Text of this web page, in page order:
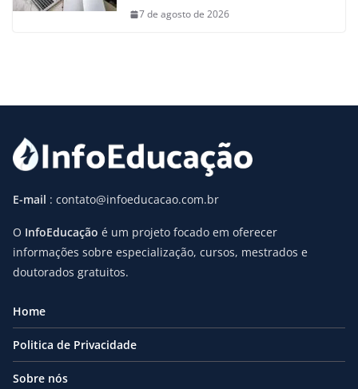
7 de agosto de 2026
E-mail : contato@infoeducacao.com.br
O InfoEducação é um projeto focado em oferecer
informações sobre especialização, cursos, mestrados e
doutorados gratuitos.
Home
Politica de Privacidade
Sobre nós